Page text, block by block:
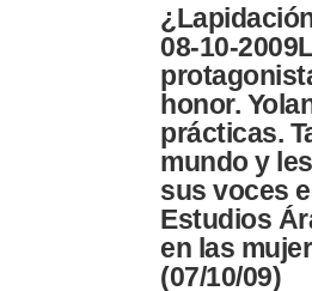
08-10-
honor.
prácticas.
mundo y
sus voces
Estudios
en las
(07/10/09)